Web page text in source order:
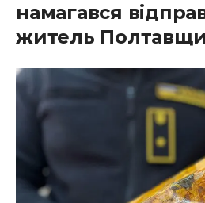
намагався
житель